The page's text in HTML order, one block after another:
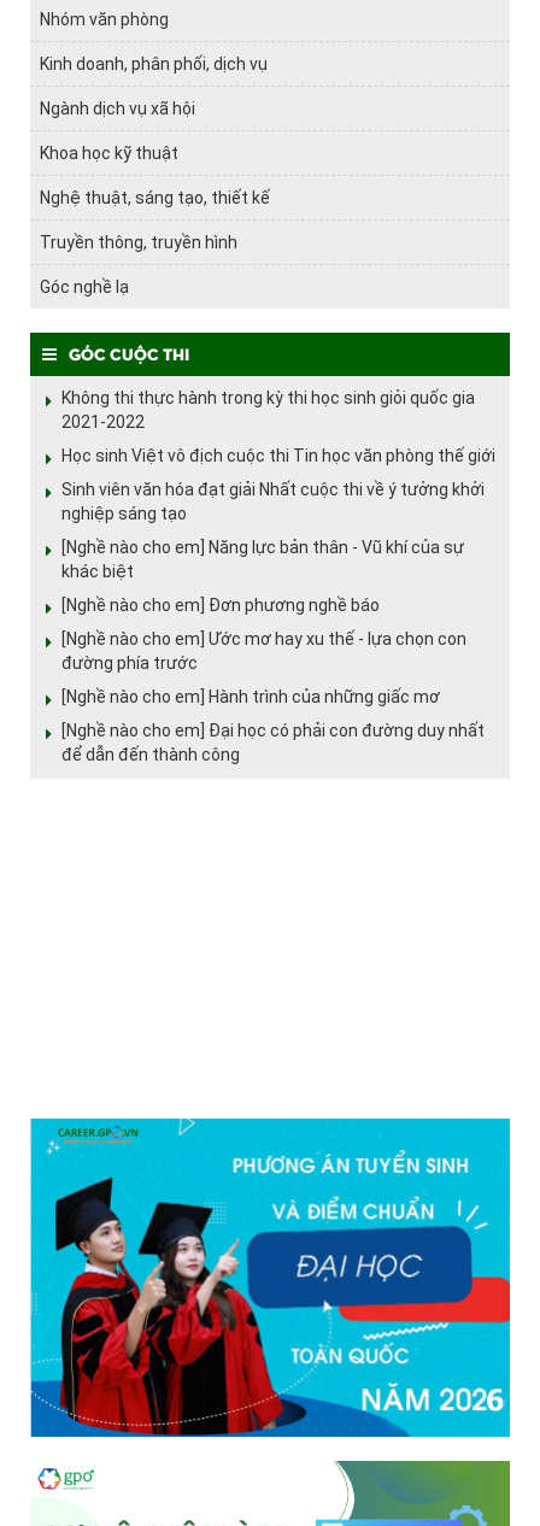
Nhóm văn phòng
Kinh doanh, phân phối, dịch vụ
Ngành dịch vụ xã hội
Khoa học kỹ thuật
Nghệ thuật, sáng tạo, thiết kế
Truyền thông, truyền hình
Góc nghề lạ
Góc cuộc thi
Không thi thực hành trong kỳ thi học sinh giỏi quốc gia
2021-2022
Học sinh Việt vô địch cuộc thi Tin học văn phòng thế giới
Sinh viên văn hóa đạt giải Nhất cuộc thi về ý tưởng khởi
nghiệp sáng tạo
[Nghề nào cho em] Năng lực bản thân - Vũ khí của sự
khác biệt
[Nghề nào cho em] Đơn phương nghề báo
[Nghề nào cho em] Ước mơ hay xu thế - lựa chọn con
đường phía trước
[Nghề nào cho em] Hành trình của những giấc mơ
[Nghề nào cho em] Đại học có phải con đường duy nhất
để dẫn đến thành công